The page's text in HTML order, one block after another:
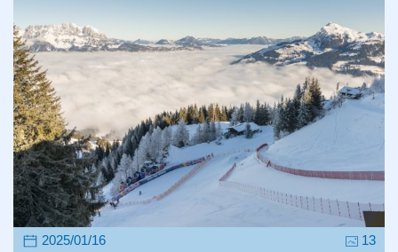
2025/01/16 13